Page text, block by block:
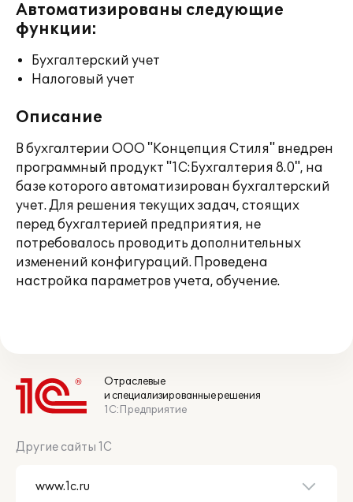
Автоматизированы следующие
функции:
Бухгалтерский учет
Налоговый учет
Описание
В бухгалтерии ООО "Концепция Стиля" внедрен
программный продукт "1С:Бухгалтерия 8.0", на
базе которого автоматизирован бухгалтерский
учет. Для решения текущих задач, стоящих
перед бухгалтерией предприятия, не
потребовалось проводить дополнительных
изменений конфигураций. Проведена
настройка параметров учета, обучение.
Отраслевые
и специализированные решения
1С:Предприятие
Другие сайты 1С